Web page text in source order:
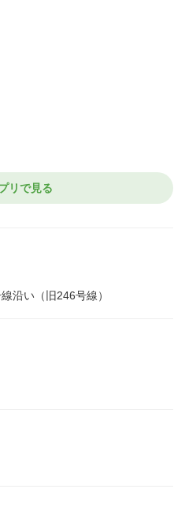
リで見る
沿い（旧246号線）